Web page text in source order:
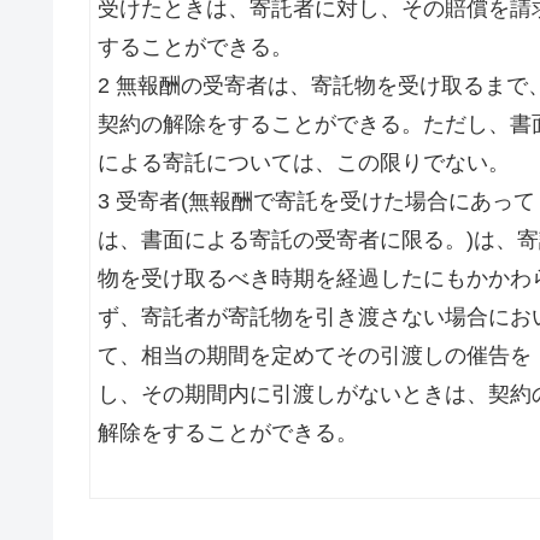
受けたときは、寄託者に対し、その賠償を請
することができる。
2 無報酬の受寄者は、寄託物を受け取るまで、
契約の解除をすることができる。ただし、書
による寄託については、この限りでない。
3 受寄者(無報酬で寄託を受けた場合にあって
は、書面による寄託の受寄者に限る。)は、
物を受け取るべき時期を経過したにもかかわ
ず、寄託者が寄託物を引き渡さない場合にお
て、相当の期間を定めてその引渡しの催告を
し、その期間内に引渡しがないときは、契約
解除をすることができる。